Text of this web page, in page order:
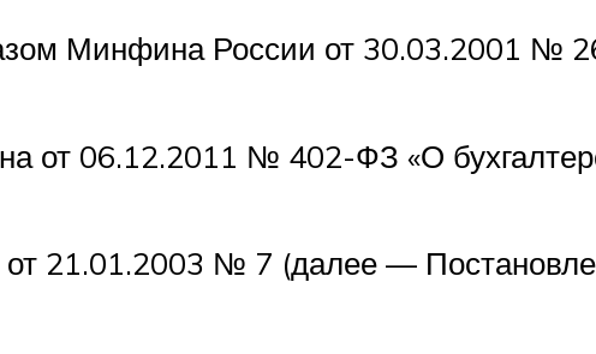
Минфина России от 30.03.2001 №
от 06.12.2011 № 402-ФЗ «О
от 21.01.2003 № 7 (далее —